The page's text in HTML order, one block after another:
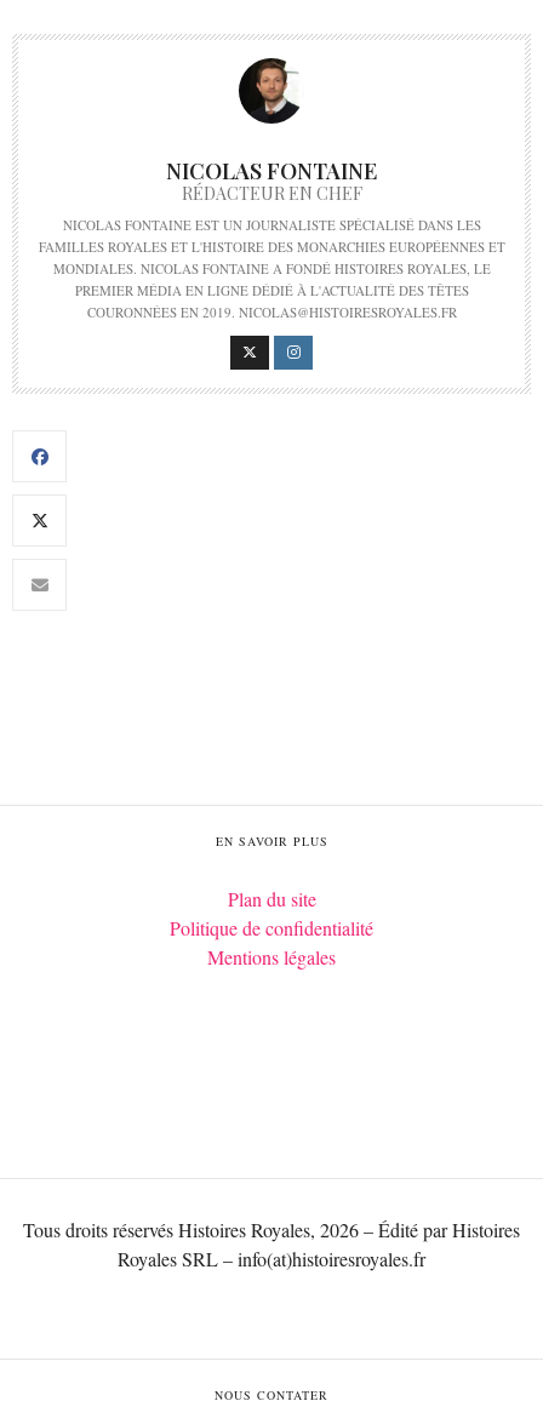
NICOLAS FONTAINE
RÉDACTEUR EN CHEF
NICOLAS FONTAINE EST UN JOURNALISTE SPÉCIALISÉ DANS LES
FAMILLES ROYALES ET L'HISTOIRE DES MONARCHIES EUROPÉENNES ET
MONDIALES. NICOLAS FONTAINE A FONDÉ HISTOIRES ROYALES, LE
PREMIER MÉDIA EN LIGNE DÉDIÉ À L'ACTUALITÉ DES TÊTES
COURONNÉES EN 2019. NICOLAS@HISTOIRESROYALES.FR
EN SAVOIR PLUS
Plan du site
Politique de confidentialité
Mentions légales
Tous droits réservés Histoires Royales, 2026 – Édité par Histoires
Royales SRL – info(at)histoiresroyales.fr
NOUS CONTATER